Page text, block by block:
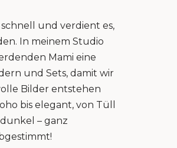
und verdient es,
In meinem Studio
Mami eine
und Sets, damit wir
Bilder entstehen
bis elegant, von Tüll
– ganz